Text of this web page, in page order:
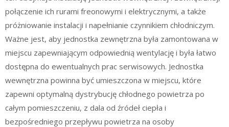
połączenie ich rurami freonowymi i elektrycznymi, a także
próżniowanie instalacji i napełnianie czynnikiem chłodniczym.
Ważne jest, aby jednostka zewnętrzna była zamontowana w
miejscu zapewniającym odpowiednią wentylację i była łatwo
dostępna do ewentualnych prac serwisowych. Jednostka
wewnętrzna powinna być umieszczona w miejscu, które
zapewni optymalną dystrybucję chłodnego powietrza po
całym pomieszczeniu, z dala od źródeł ciepła i
bezpośredniego przepływu powietrza na osoby